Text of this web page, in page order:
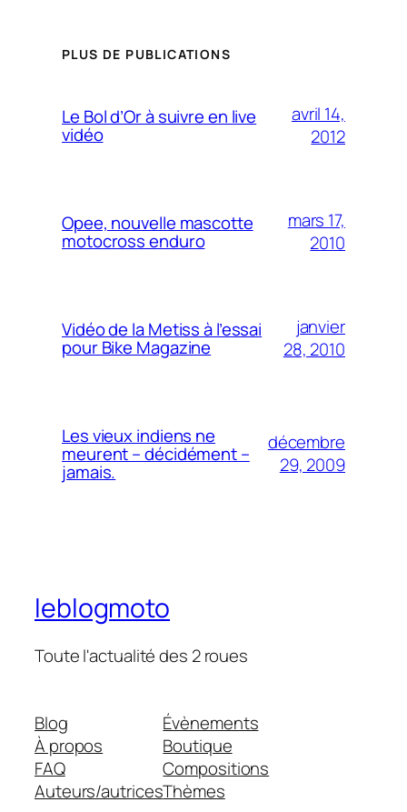
PLUS DE PUBLICATIONS
Le Bol d’Or à suivre en live
vidéo
avril 14,
2012
Opee, nouvelle mascotte
motocross enduro
mars 17,
2010
Vidéo de la Metiss à l’essai
pour Bike Magazine
janvier
28, 2010
Les vieux indiens ne
meurent – décidément –
jamais.
décembre
29, 2009
leblogmoto
Toute l'actualité des 2 roues
Blog
À propos
FAQ
Auteurs/autrices
Évènements
Boutique
Compositions
Thèmes